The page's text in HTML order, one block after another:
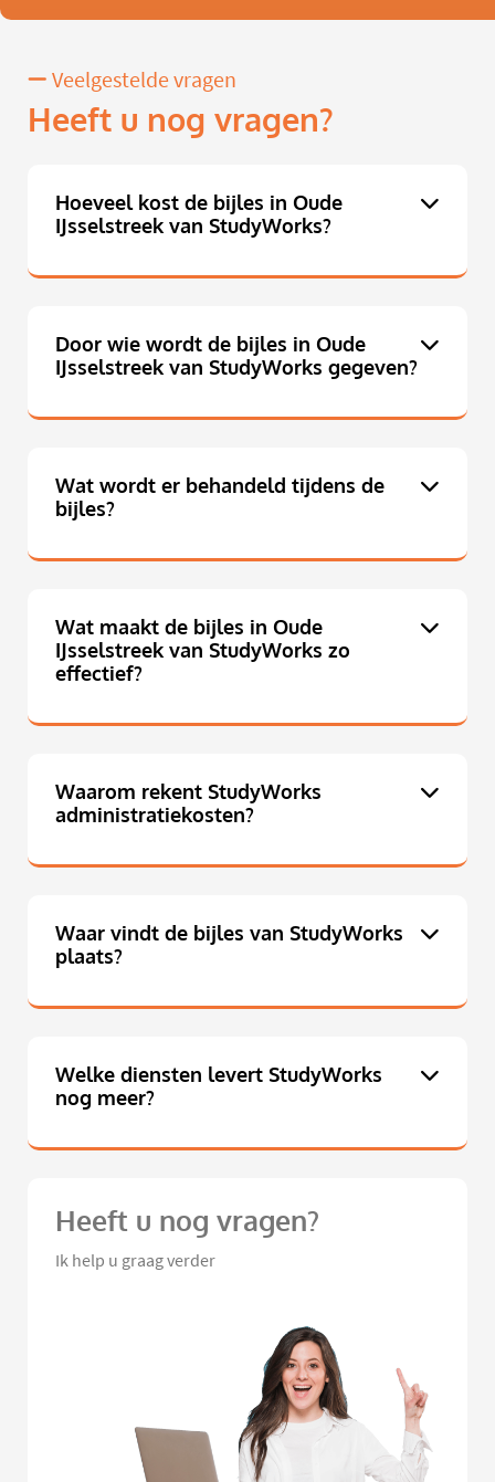
Veelgestelde vragen
Heeft u nog vragen?
Hoeveel kost de bijles in Oude
IJsselstreek van StudyWorks?
Door wie wordt de bijles in Oude
IJsselstreek van StudyWorks gegeven?
Wat wordt er behandeld tijdens de
bijles?
Wat maakt de bijles in Oude
IJsselstreek van StudyWorks zo
effectief?
Waarom rekent StudyWorks
administratiekosten?
Waar vindt de bijles van StudyWorks
plaats?
Welke diensten levert StudyWorks
nog meer?
Heeft u nog vragen?
Ik help u graag verder